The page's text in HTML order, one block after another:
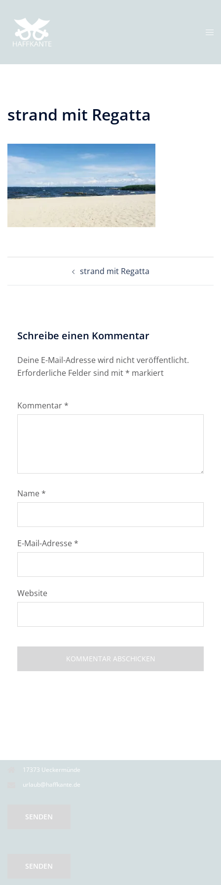
Inhalt
springen
strand mit Regatta
Beitragsnavigationstrand mit Regatta
Schreibe einen Kommentar
Deine E-Mail-Adresse wird nicht veröffentlicht.
Erforderliche Felder sind mit * markiert
Kommentar *
Name *
E-Mail-Adresse *
Website
17373 Ueckermünde
urlaub@haffkante.de
SENDEN
SENDEN